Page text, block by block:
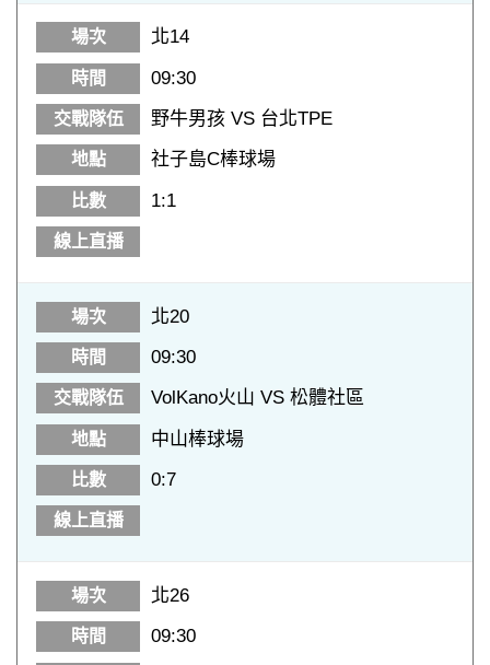
北14
09:30
野牛男孩 VS 台北TPE
社子島C棒球場
1:1
北20
09:30
VolKano火山 VS 松體社區
中山棒球場
0:7
北26
09:30